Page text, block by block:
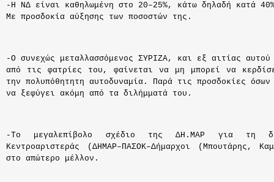
- Η ΝΔ είναι καθηλωμένη στο 20–25%, κάτω δηλαδή κατά
Με προσδοκία αύξησης των ποσοστών της.
-Ο συνεχώς μεταλλασσόμενος ΣΥΡΙΖΑ, και εξ αιτίας αυτού
από τις φατρίες του, φαίνεται να μη μπορεί να
την πολυπόθητητη αυτοδυναμία. Παρά τις προσδοκίες
να ξεφύγει ακόμη από τα διλήμματά του.
-Το μεγαλεπίβολο σχέδιο
της ΔΗ.ΜΑΡ για τη
Κεντροαριστεράς ( ΔΗΜΑΡ–ΠΑΣΟΚ–Δήμαρχοι
(Μπουτάρης,
στο απώτερο μέλλον .